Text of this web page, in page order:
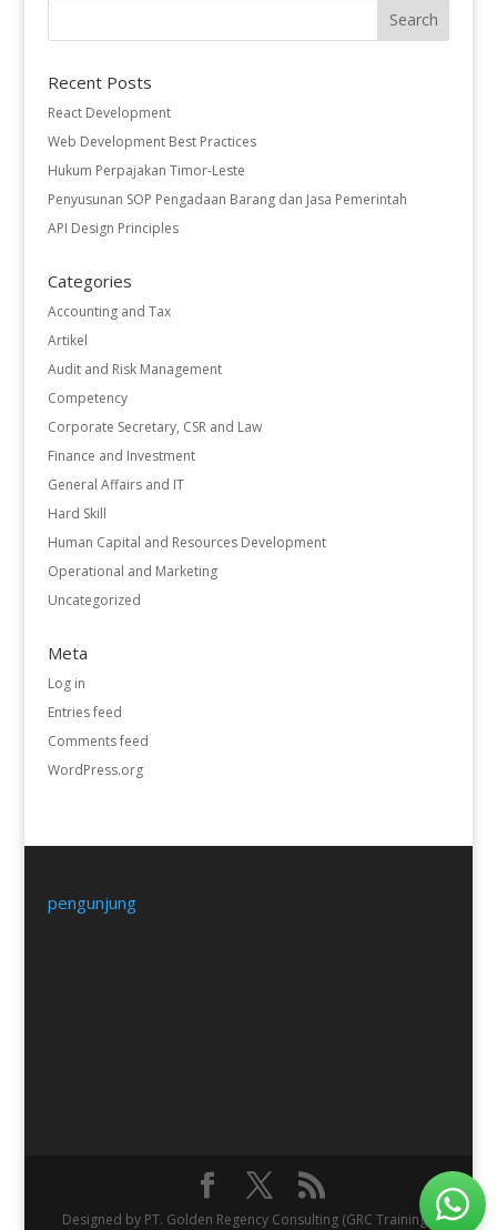
Recent Posts
React Development
Web Development Best Practices
Hukum Perpajakan Timor-Leste
Penyusunan SOP Pengadaan Barang dan Jasa Pemerintah
API Design Principles
Categories
Accounting and Tax
Artikel
Audit and Risk Management
Competency
Corporate Secretary, CSR and Law
Finance and Investment
General Affairs and IT
Hard Skill
Human Capital and Resources Development
Operational and Marketing
Uncategorized
Meta
Log in
Entries feed
Comments feed
WordPress.org
pengunjung
Designed by PT. Golden Regency Consulting (GRC Training).